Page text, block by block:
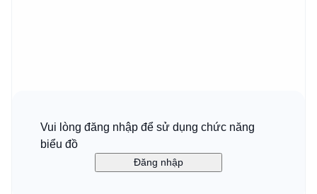
Vui lòng đăng nhập để sử dụng chức năng
biểu đồ
Đăng nhập